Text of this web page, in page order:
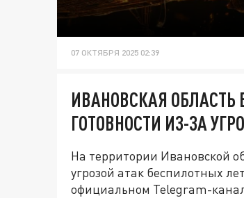
07 ОКТЯБРЯ 2025 02:39
ИВАНОВСКАЯ
ГОТОВНОСТИ ИЗ-ЗА
На территории Ивановской
угрозой атак беспилотных
официальном Telegram-